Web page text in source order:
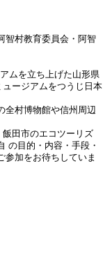
智村教育委員会・阿智
ムを立ち上げた山形県
ージアムをつうじ日本
全村博物館や信州周辺
田市のエコツーリズ
の目的・内容・手段・
参加をお待ちしていま